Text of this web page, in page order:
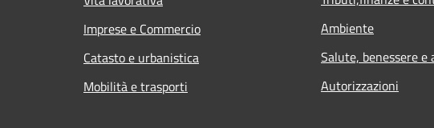
Imprese e Commercio
Catasto e urbanistica
Mobilità e trasporti
Ambiente
Salute, benessere e
Autorizzazioni